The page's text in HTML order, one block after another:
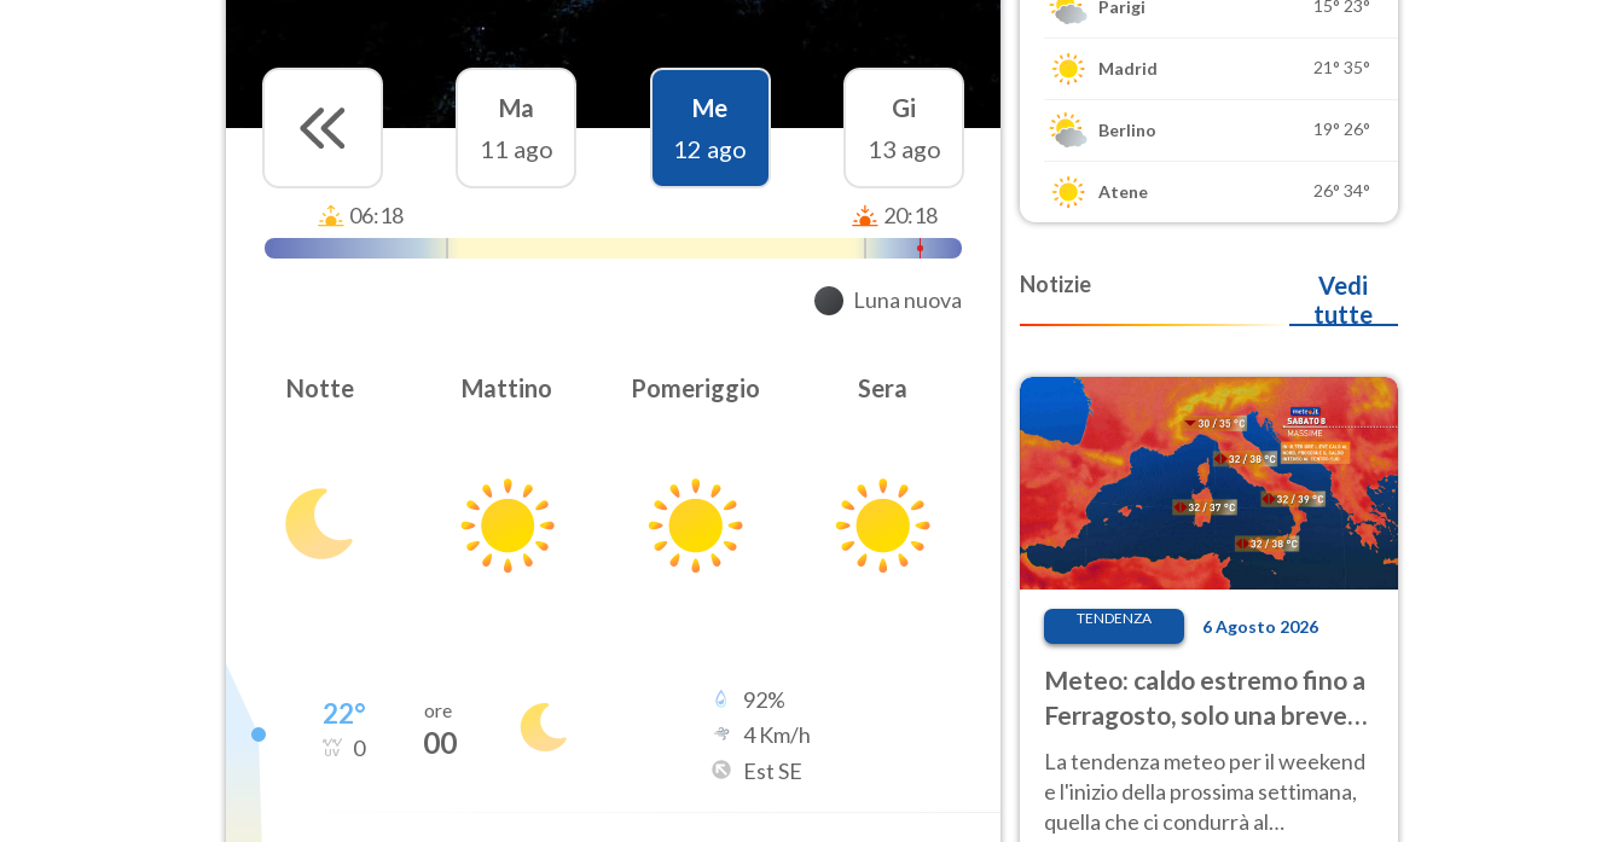
Ma
11 ago
Me
12 ago
Gi
13 ago
06:18 20:18
Luna nuova
Notte Mattino Pomeriggio Sera
22°
0
ore
00
92%
4Km/h
Est SE
Parigi 15° 23°
Madrid 21° 35°
Berlino 19° 26°
Atene 26° 34°
Notizie
Vedi
tutte
TENDENZA 6 Agosto 2026
Meteo: caldo estremo fino a
Ferragosto, solo una breve
pausa. Ecco dove
La tendenza meteo per il weekend
e l'inizio della prossima settimana,
quella che ci condurrà al